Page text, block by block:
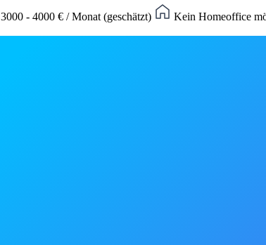
3000 - 4000 € / Monat (geschätzt)
Kein Homeoffice